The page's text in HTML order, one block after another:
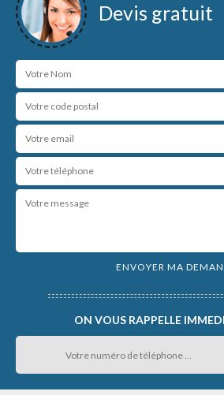
Devis gratuit
ON VOUS RAPPELLE